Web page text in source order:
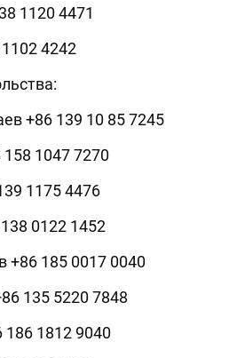
1120 4471
4242
+86 139 10 85 7245
1047 7270
1175 4476
0122 1452
185 0017 0040
135 5220 7848
1812 9040